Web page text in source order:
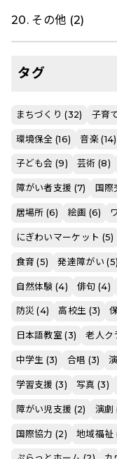
20. その他 (2)
タグ
まちづくり (32) 子育
環境保全 (16) 音楽 (14)
子ども会 (9) 芸術 (8)
障がい者支援 (7) 国際
居場所 (6) 絵画 (6)
にぎわいマーケット (5)
食育 (5) 発達障がい (5)
自然体験 (4) 俳句 (4)
防災 (4) 高校生 (3)
日本語教室 (3) 老人ク
中学生 (3) 合唱 (3)
学習支援 (3) 写真 (3)
障がい児支援 (2) 演劇
国際協力 (2) 地域福祉